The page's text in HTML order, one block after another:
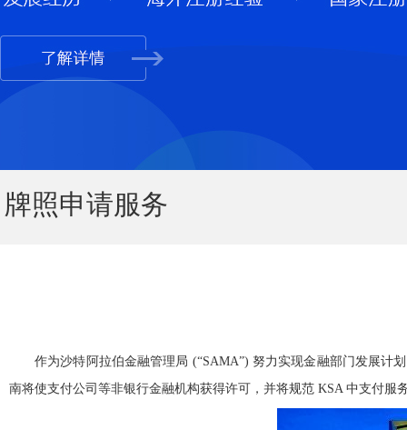
牌照申请服务
作为沙特阿拉伯金融管理局 (“SAMA”) 努力实现金融部门发展计
南将使支付公司等非银行金融机构获得许可，并将规范 KSA 中支付服